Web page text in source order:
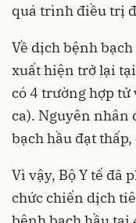
quá trình điều trị
Về dịch bệnh
xuất hiện trở lại
có 4 trường hợp tử
ca). Nguyên nhân
bạch hầu đạt
Vì vậy, Bộ Y tế đã
chức chiến dịch